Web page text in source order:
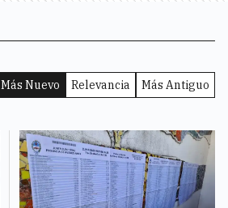
Más Nuevo Relevancia Más Antiguo